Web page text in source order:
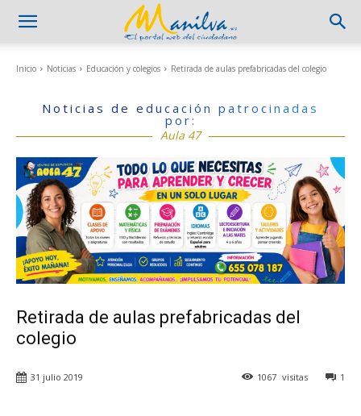
Inicio Noticias Educación y colegios Retirada de aulas prefabricadas del colegio
Noticias de educación patrocinadas
por:
Aula 47
Retirada de aulas prefabricadas del
colegio
31 julio 2019 1
1067 visitas